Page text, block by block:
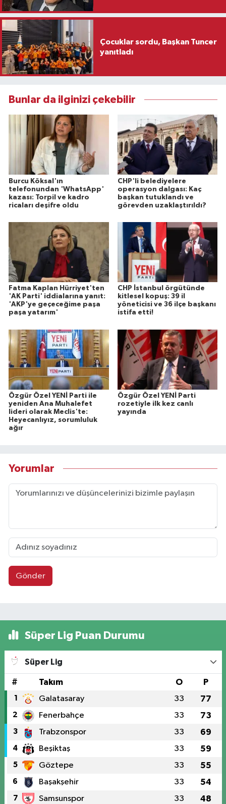
Çocuklar sordu, Başkan Tuncer
yanıtladı
Bunlar da ilginizi çekebilir
Burcu Köksal'ın
telefonundan 'WhatsApp'
kazası: Torpil ve kadro
ricaları deşifre oldu
CHP'li belediyelere
operasyon dalgası: Kaç
başkan tutuklandı ve
görevden uzaklaştırıldı?
Fatma Kaplan Hürriyet'ten
'AK Parti' iddialarına yanıt:
'AKP'ye geçeceğime paşa
paşa yatarım'
CHP İstanbul örgütünde
kitlesel kopuş: 39 il
yöneticisi ve 36 ilçe başkanı
istifa etti!
Özgür Özel YENİ Parti ile
yeniden Ana Muhalefet
lideri olarak Meclis'te:
Heyecanlıyız, sorumluluk
ağır
Özgür Özel YENİ Parti
rozetiyle ilk kez canlı
yayında
Yorumlar
Gönder
Süper Lig Puan Durumu
Süper Lig
# Takım O P
1 Galatasaray 33 77
2 Fenerbahçe 33 73
3 Trabzonspor 33 69
4 Beşiktaş 33 59
5 Göztepe 33 55
6 Başakşehir 33 54
7 Samsunspor 33 48